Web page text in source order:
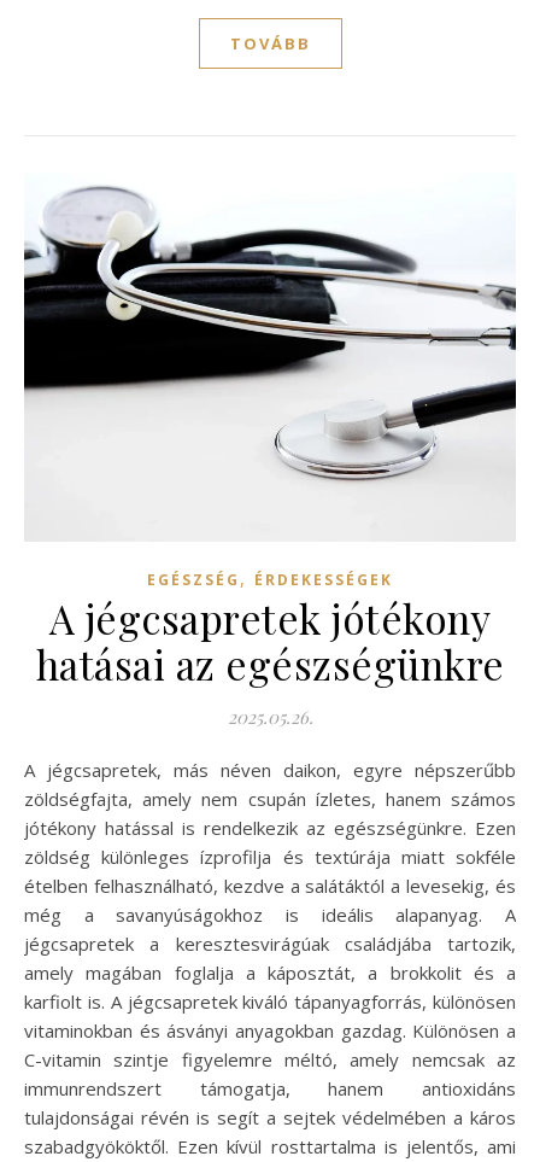
TOVÁBB
EGÉSZSÉG , ÉRDEKESSÉGEK
A jégcsapretek jótékony
hatásai az egészségünkre
2025.05.26.
A jégcsapretek, más néven daikon, egyre népszerűbb
zöldségfajta, amely nem csupán ízletes, hanem számos
jótékony hatással is rendelkezik az egészségünkre. Ezen
zöldség különleges ízprofilja és textúrája miatt sokféle
ételben felhasználható, kezdve a salátáktól a levesekig, és
még a savanyúságokhoz is ideális alapanyag. A
jégcsapretek a keresztesvirágúak családjába tartozik,
amely magában foglalja a káposztát, a brokkolit és a
karfiolt is. A jégcsapretek kiváló tápanyagforrás, különösen
vitaminokban és ásványi anyagokban gazdag. Különösen a
C-vitamin szintje figyelemre méltó, amely nemcsak az
immunrendszert támogatja, hanem antioxidáns
tulajdonságai révén is segít a sejtek védelmében a káros
szabadgyököktől. Ezen kívül rosttartalma is jelentős, ami